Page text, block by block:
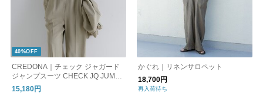
40%OFF
CREDONA｜チェック ジャガード
ジャンプスーツ CHECK JQ JUMP
SUIT 1426130003-0
15,180円
かぐれ｜リネンサロペット
18,700円
再入荷待ち